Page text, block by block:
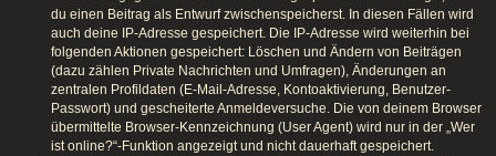
du einen Beitrag als Entwurf zwischenspeicherst. In diesen Fällen wird
auch deine IP-Adresse gespeichert. Die IP-Adresse wird weiterhin bei
folgenden Aktionen gespeichert: Löschen und Ändern von Beiträgen
(dazu zählen Private Nachrichten und Umfragen), Änderungen an
zentralen Profildaten (E-Mail-Adresse, Kontoaktivierung, Benutzer-
Passwort) und gescheiterte Anmeldeversuche. Die von deinem Browser
übermittelte Browser-Kennzeichnung (User Agent) wird nur in der „Wer
ist online?“-Funktion angezeigt und nicht dauerhaft gespeichert.